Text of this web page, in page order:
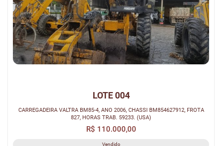
LOTE 004
CARREGADEIRA VALTRA BM85-4, ANO 2006, CHASSI BM854627912, FROTA
827, HORAS TRAB. 59233. (USA)
R$ 110.000,00
Vendido